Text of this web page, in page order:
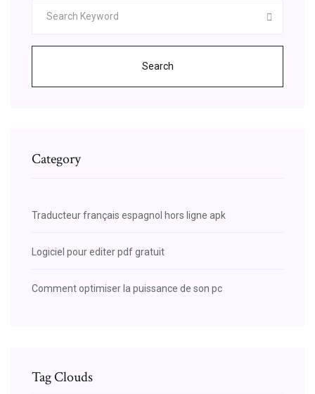
Search
Category
Traducteur français espagnol hors ligne apk
Logiciel pour editer pdf gratuit
Comment optimiser la puissance de son pc
Tag Clouds